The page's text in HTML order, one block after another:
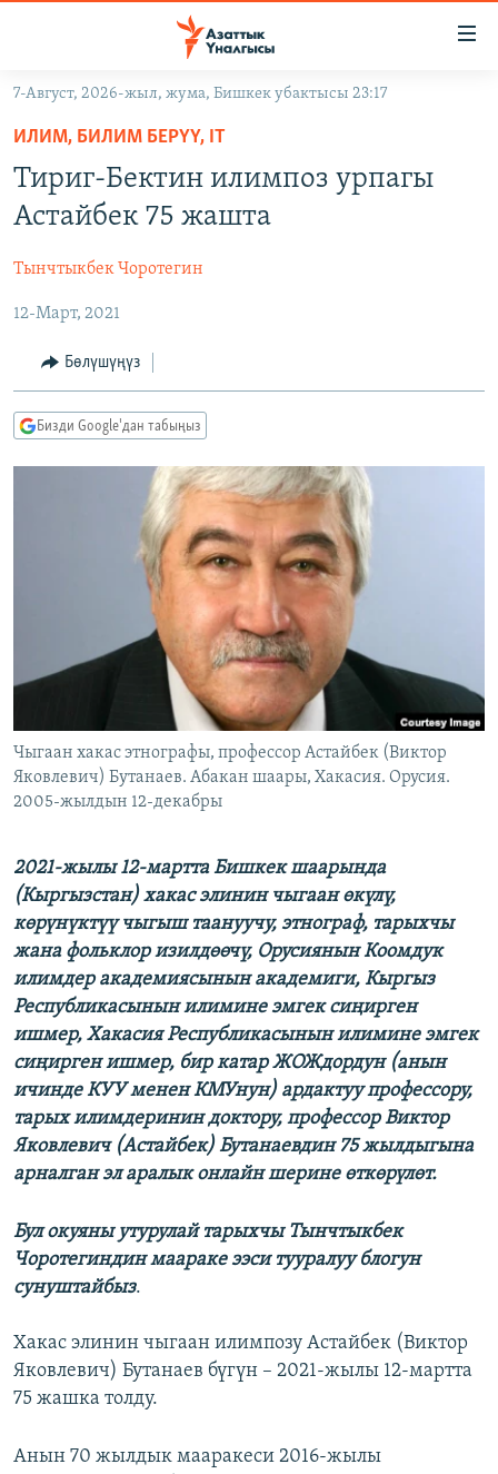
Навигацияга
өтүңүз
Издөөгө
салыңызКЫРГЫЗСТАН
ЭКОНОМИКА
МАДАНИЯТ
ДҮЙНӨ
БОРБОР АЗИЯ
АТАЙЫН ИЛИКТӨӨ
ТВ ПРОГРАММАЛАР
БҮГҮН АЗАТТЫКТА
БИЗ ЖАНА ДҮЙНӨ
ЫҢГАЙСЫЗ СУРООЛОР
ПОДКАСТ
ӨЗГӨЧӨ ПИКИР
ЭЕ/АРнун бардык сайттары
7-Август, 2026-жыл, жума, Бишкек убактысы 23:17
ИЛИМ, БИЛИМ БЕРҮҮ, IT
Тириг-Бектин илимпоз урпагы
Астайбек 75 жашта
Тынчтыкбек Чоротегин
12-Март, 2021
Бөлүшүңүз
Бизди Google'дан табыңыз
Чыгаан хакас этнографы, профессор Астайбек (Виктор
Яковлевич) Бутанаев. Абакан шаары, Хакасия. Орусия.
2005-жылдын 12-декабры
2021-жылы 12-мартта Бишкек шаарында
(Кыргызстан) хакас элинин чыгаан өкүлү,
көрүнүктүү чыгыш таануучу, этнограф, тарыхчы
жана фольклор изилдөөчү, Орусиянын Коомдук
илимдер академиясынын академиги, Кыргыз
Республикасынын илимине эмгек сиңирген
ишмер, Хакасия Республикасынын илимине эмгек
сиңирген ишмер, бир катар ЖОЖдордун (анын
ичинде КУУ менен КМУнун) ардактуу профессору,
тарых илимдеринин доктору, профессор Виктор
Яковлевич (Астайбек) Бутанаевдин 75 жылдыгына
арналган эл аралык онлайн шерине өткөрүлөт.
Бул окуяны утурулай тарыхчы Тынчтыкбек
Чоротегиндин маараке ээси тууралуу блогун
сунуштайбыз.
Хакас элинин чыгаан илимпозу Астайбек (Виктор
Яковлевич) Бутанаев бүгүн – 2021-жылы 12-мартта
75 жашка толду.
Анын 70 жылдык мааракеси 2016-жылы